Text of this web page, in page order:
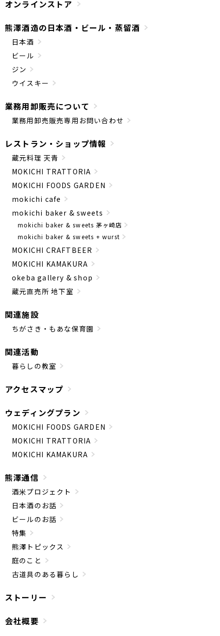
オンラインストア
熊澤酒造の日本酒・ビール・蒸留酒
日本酒
ビール
ジン
ウイスキー
業務用卸販売について
業務用卸売販売専用お問い合わせ
レストラン・ショップ情報
蔵元料理 天青
MOKICHI TRATTORIA
MOKICHI FOODS GARDEN
mokichi cafe
mokichi baker & sweets
mokichi baker & sweets 茅ヶ崎店
mokichi baker & sweets + wurst
MOKICHI CRAFTBEER
MOKICHI KAMAKURA
okeba gallery & shop
蔵元直売所 地下室
関連施設
ちがさき・もあな保育園
関連活動
暮らしの教室
アクセスマップ
ウェディングプラン
MOKICHI FOODS GARDEN
MOKICHI TRATTORIA
MOKICHI KAMAKURA
熊澤通信
酒米プロジェクト
日本酒のお話
ビールのお話
特集
熊澤トピックス
庭のこと
古道具のある暮らし
ストーリー
会社概要